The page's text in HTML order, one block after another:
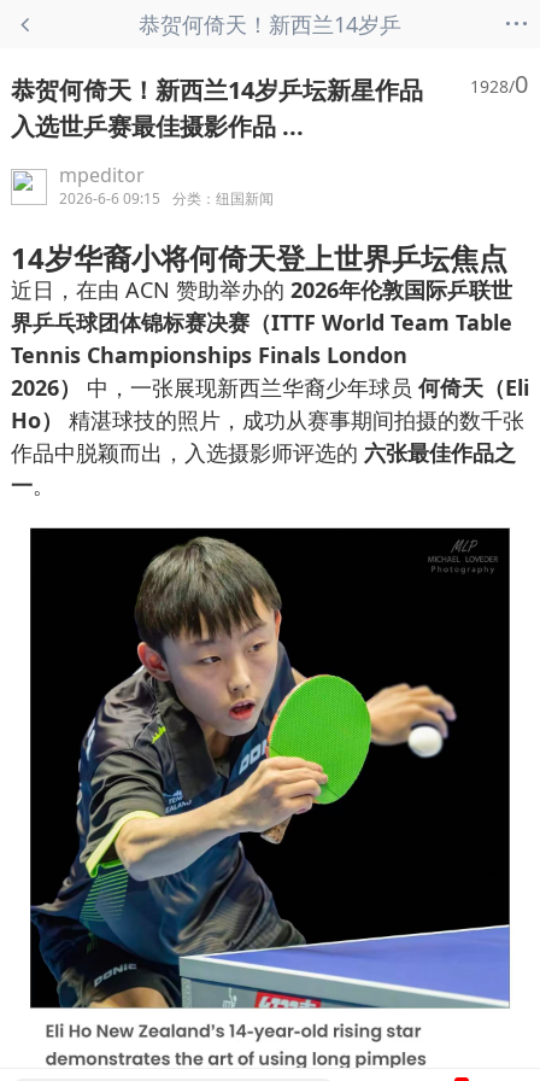
恭贺何倚天！新西兰14岁乒
摄影作品 ... - 纽国新闻
...
恭贺何倚天！新西兰14岁乒坛新星作品
入选世乒赛最佳摄影作品 ...
1928/0
mpeditor
2026-6-6 09:15 分类： 纽国新闻
14岁华裔小将何倚天登上世界乒坛焦点
近日，在由 ACN 赞助举办的 2026年伦敦国际乒联世
界乒乓球团体锦标赛决赛（ITTF World Team Table
Tennis Championships Finals London
2026）
中，一张展现新西兰华裔少年球员 何倚天（Eli
Ho）
精湛球技的照片，成功从赛事期间拍摄的数千张
作品中脱颖而出，入选摄影师评选的 六张最佳作品之
一。